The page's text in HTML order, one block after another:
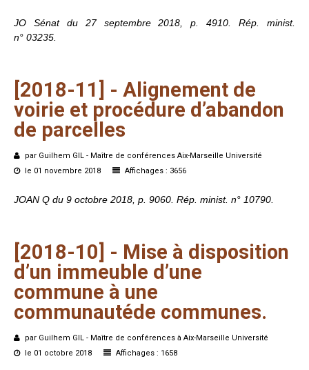
JO Sénat du 27 septembre 2018, p. 4910. Rép. minist.
n° 03235.
[2018-11] - Alignement de
voirie et procédure d’abandon
de parcelles
par Guilhem GIL - Maître de conférences Aix-Marseille Université
le 01 novembre 2018
Affichages : 3656
JOAN Q du 9 octobre 2018, p. 9060. Rép. minist. n° 10790.
[2018-10] - Mise à disposition
d’un immeuble d’une
commune à une
communautéde communes.
par Guilhem GIL - Maître de conférences à Aix-Marseille Université
le 01 octobre 2018
Affichages : 1658